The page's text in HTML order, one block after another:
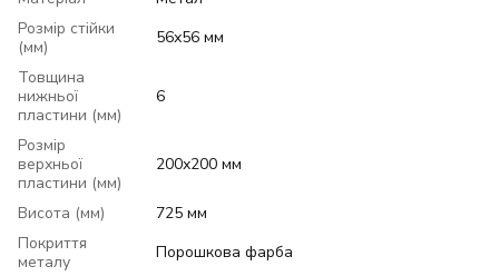
Розмір стійки
(мм)
56х56 мм
Товщина
нижньої
пластини (мм)
6
Розмір
верхньої
пластини (мм)
200х200 мм
Висота (мм)
725 мм
Покриття
металу
Порошкова фарба